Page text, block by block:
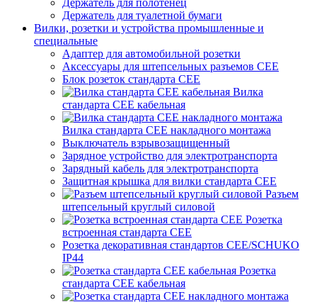
Держатель для полотенец
Держатель для туалетной бумаги
Вилки, розетки и устройства промышленные и
специальные
Адаптер для автомобильной розетки
Аксессуары для штепсельных разъемов CEE
Блок розеток стандарта CEE
Вилка
стандарта CEE кабельная
Вилка стандарта CEE накладного монтажа
Выключатель взрывозащищенный
Зарядное устройство для электротранспорта
Зарядный кабель для электротранспорта
Защитная крышка для вилки стандарта CEE
Разъем
штепсельный круглый силовой
Розетка
встроенная стандарта CEE
Розетка декоративная стандартов CEE/SCHUKO
IP44
Розетка
стандарта СЕЕ кабельная